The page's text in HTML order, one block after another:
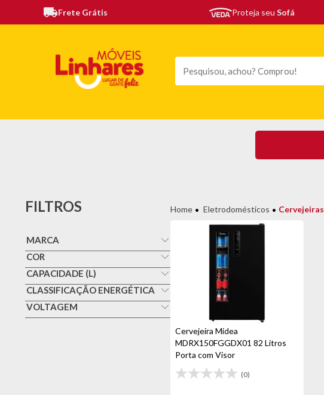
Frete Grátis Proteja seu Sofá
FILTROS
MARCA
Esmaltec
Spring
COR
Adesivada
Preta
CAPACIDADE (L)
Até 200 Litros
De 301 A 400 Litros
CLASSIFICAÇÃO ENERGÉTICA
A
VOLTAGEM
Eletrodomésticos Cervejeiras
Cervejeira Midea
MDRX150FGGDX01 82 Litros
Porta com Visor
(0)